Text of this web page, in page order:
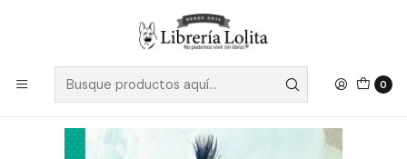
0
Despacho a todo Chile